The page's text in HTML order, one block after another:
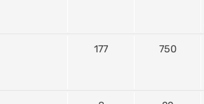
177 750